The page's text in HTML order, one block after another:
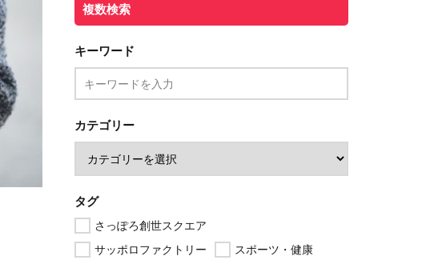
複数検索
キーワード
カテゴリー
タグ
さっぽろ創世スクエア
サッポロファクトリー
スポーツ・健康